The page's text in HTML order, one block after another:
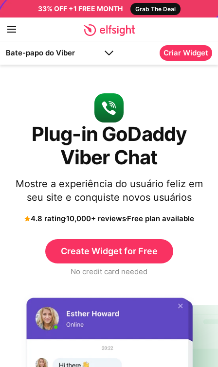
33% OFF +1 FREE MONTH Grab The Deal
Bate-papo do Viber Criar Widget
Plug-in GoDaddy
Viber Chat
Mostre a experiência do usuário feliz em
seu site e conquiste novos usuários
4.8 rating10,000+ reviewsFree plan available
Create Widget for Free
No credit card needed